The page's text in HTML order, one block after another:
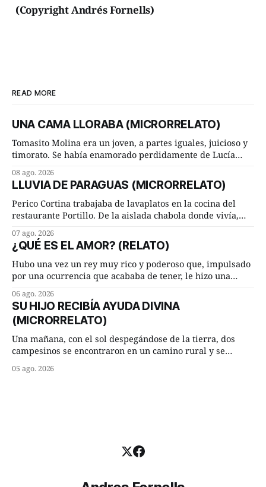
(Copyright Andrés Fornells)
READ MORE
UNA CAMA LLORABA (MICRORRELATO)
Tomasito Molina era un joven, a partes iguales, juicioso y
timorato. Se había enamorado perdidamente de Lucía
ambos les iba de maravilla. Pero mantenían absoluta
discrepancia en un deseo ineluctable por parte de ella.
Lucía Arriate quería que ellos
08 ago. 2026
LLUVIA DE PARAGUAS (MICRORRELATO)
Perico Cortina trabajaba de lavaplatos en la cocina del
restaurante Portillo. De la aislada chabola donde vivía,
cuarto de hora andando a buen paso. Cierta noche,
terminada su jornada laboral caminaba él hacía su mísera
morada cundo comenzó a llover
07 ago. 2026
¿QUÉ ES EL AMOR? (RELATO)
Hubo una vez un rey muy rico y poderoso que, impulsado
por una ocurrencia que acababa de tener, le hizo una
Dime, hombre sabio, ¿qué es el amor según tú? Su
consejero, que era muy prudente y astuto le respondió de
inmediato:
06 ago. 2026
SU HIJO RECIBÍA AYUDA DIVINA
(MICRORRELATO)
Una mañana, con el sol despegándose de la tierra, dos
campesinos se encontraron en un camino rural y se
remolachas, Manuel? —quiso saber uno. —Eso acabo de
05 ago. 2026